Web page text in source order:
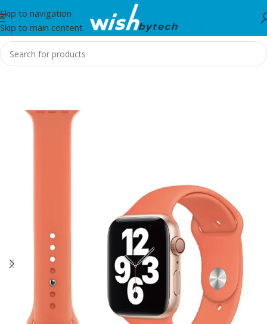
Skip to navigation
Skip to main content
Home/WiWu